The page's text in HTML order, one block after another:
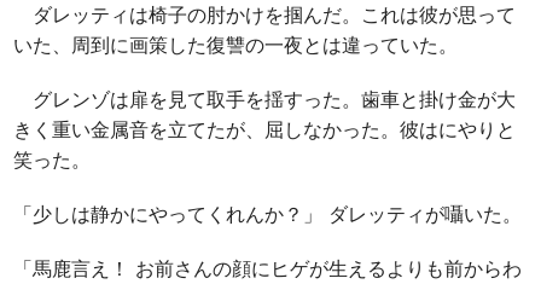
ダレッティは椅子の肘かけを掴んだ。これは彼が思って
いた、周到に画策した復讐の一夜とは違っていた。
グレンゾは扉を見て取手を揺すった。歯車と掛け金が大
きく重い金属音を立てたが、屈しなかった。彼はにやりと
笑った。
「少しは静かにやってくれんか？」 ダレッティが囁いた。
「馬鹿言え！ お前さんの顔にヒゲが生えるよりも前からわ